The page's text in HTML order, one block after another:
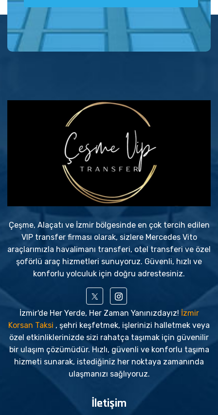
Çeşme, Alaçatı ve İzmir bölgesinde en çok tercih edilen
VIP transfer firması olarak, sizlere Mercedes Vito
araçlarımızla havalimanı transferi, otel transferi ve özel
şoförlü araç hizmetleri sunuyoruz. Güvenli, hızlı ve
konforlu yolculuk için doğru adrestesiniz.
İzmir'de Her Yerde, Her Zaman Yanınızdayız! İzmir
Korsan Taksi , şehri keşfetmek, işlerinizi halletmek veya
özel etkinliklerinizde sizi rahatça taşımak için güvenilir
bir ulaşım çözümüdür. Hızlı, güvenli ve konforlu taşıma
hizmeti sunarak, istediğiniz her noktaya zamanında
ulaşmanızı sağlıyoruz.
İletişim